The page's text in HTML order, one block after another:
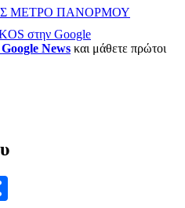
ΜΕΤΡΟ ΠΑΝΟΡΜΟΥ
στην Google
News και μάθετε πρώτοι